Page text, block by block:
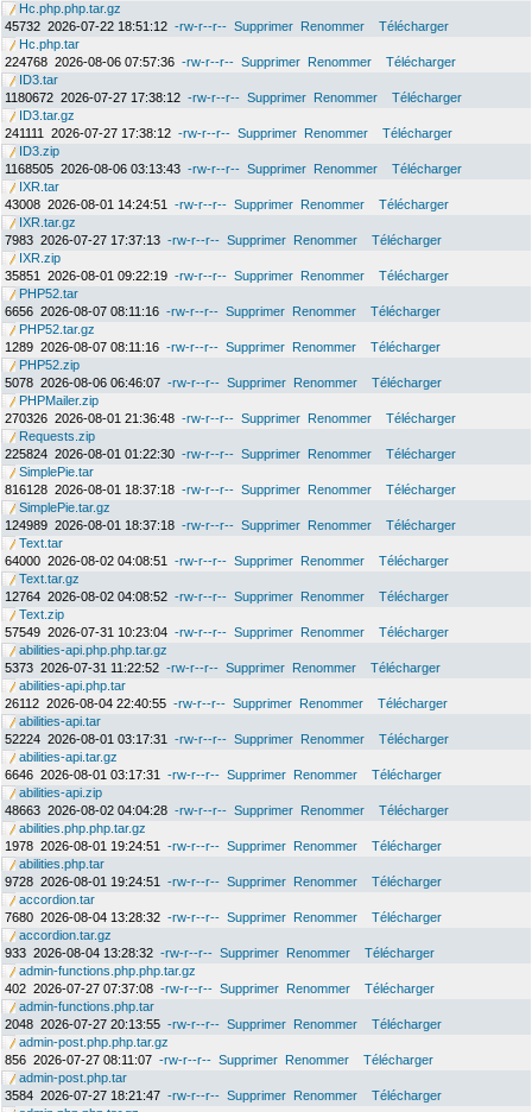
Hc.php.php.tar.gz
45732 2026-07-22 18:51:12 -rw-r--r-- Supprimer Renommer
Télécharger
Hc.php.tar
224768 2026-08-06 07:57:36 -rw-r--r-- Supprimer Renommer
Télécharger
ID3.tar
1180672 2026-07-27 17:38:12 -rw-r--r-- Supprimer Renommer
Télécharger
ID3.tar.gz
241111
2026-07-27 17:38:12 -rw-r--r-- Supprimer Renommer
Télécharger
ID3.zip
1168505 2026-08-06 03:13:43 -rw-r--r-- Supprimer Renommer
Télécharger
IXR.tar
43008 2026-08-01 14:24:51 -rw-r--r-- Supprimer Renommer
Télécharger
IXR.tar.gz
7983 2026-07-27 17:37:13 -rw-r--r-- Supprimer Renommer
Télécharger
IXR.zip
35851
2026-08-01 09:22:19 -rw-r--r-- Supprimer Renommer
Télécharger
PHP52.tar
6656 2026-08-07 08:11:16 -rw-r--r-- Supprimer Renommer
Télécharger
PHP52.tar.gz
1289 2026-08-07 08:11:16 -rw-r--r-- Supprimer Renommer
Télécharger
PHP52.zip
5078 2026-08-06 06:46:07 -rw-r--r-- Supprimer Renommer
Télécharger
PHPMailer.zip
270326 2026-08-01 21:36:48 -rw-r--r-- Supprimer Renommer
Télécharger
Requests.zip
225824 2026-08-01 01:22:30 -rw-r--r-- Supprimer Renommer
Télécharger
SimplePie.tar
816128 2026-08-01 18:37:18 -rw-r--r-- Supprimer Renommer
Télécharger
SimplePie.tar.gz
124989 2026-08-01 18:37:18 -rw-r--r-- Supprimer Renommer
Télécharger
Text.tar
64000 2026-08-02 04:08:51 -rw-r--r-- Supprimer Renommer
Télécharger
Text.tar.gz
12764 2026-08-02 04:08:52 -rw-r--r-- Supprimer Renommer
Télécharger
Text.zip
57549 2026-07-31 10:23:04 -rw-r--r-- Supprimer Renommer
Télécharger
abilities-api.php.php.tar.gz
5373 2026-07-31 11:22:52 -rw-r--r-- Supprimer Renommer
Télécharger
abilities-api.php.tar
26112 2026-08-04 22:40:55 -rw-r--r-- Supprimer Renommer
Télécharger
abilities-api.tar
52224 2026-08-01 03:17:31 -rw-r--r-- Supprimer Renommer
Télécharger
abilities-api.tar.gz
6646 2026-08-01 03:17:31 -rw-r--r-- Supprimer Renommer
Télécharger
abilities-api.zip
48663 2026-08-02 04:04:28 -rw-r--r-- Supprimer Renommer
Télécharger
abilities.php.php.tar.gz
1978 2026-08-01 19:24:51 -rw-r--r-- Supprimer Renommer
Télécharger
abilities.php.tar
9728 2026-08-01 19:24:51 -rw-r--r-- Supprimer Renommer
Télécharger
accordion.tar
7680 2026-08-04 13:28:32 -rw-r--r-- Supprimer Renommer
Télécharger
accordion.tar.gz
933 2026-08-04 13:28:32 -rw-r--r-- Supprimer Renommer
Télécharger
admin-functions.php.php.tar.gz
402 2026-07-27 07:37:08 -rw-r--r-- Supprimer Renommer
Télécharger
admin-functions.php.tar
2048 2026-07-27 20:13:55 -rw-r--r-- Supprimer Renommer
Télécharger
admin-post.php.php.tar.gz
856 2026-07-27 08:11:07 -rw-r--r-- Supprimer Renommer
Télécharger
admin-post.php.tar
3584 2026-07-27 18:21:47 -rw-r--r-- Supprimer Renommer
Télécharger